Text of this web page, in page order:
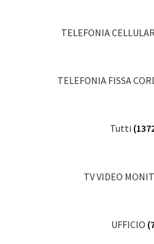
TELEFONIA
TELEFONIA FISSA
Tutti
TV VIDEO
UFFICIO